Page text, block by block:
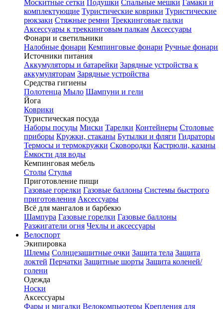
Москитные сетки Подушки Спальные мешки Гамаки и
комплектующие Туристические коврики Туристические
рюкзаки Стяжные ремни Треккинговые палки
Аксессуары к треккинговым палкам Аксессуары
Фонари и светильники
Налобные фонари Кемпинговые фонари Ручные фонари
Источники питания
Аккумуляторы и батарейки Зарядные устройства к
аккумуляторам Зарядные устройства
Средства гигиены
Полотенца Мыло Шампуни и гели
Йога
Коврики
Туристическая посуда
Наборы посуды Миски Тарелки Контейнеры Столовые
приборы Кружки, стаканы Бутылки и фляги Гидраторы
Термосы и термокружки Сковородки Кастрюли, казаны
Ёмкости для воды
Кемпинговая мебель
Столы Стулья
Приготовление пищи
Газовые горелки Газовые баллоны Системы быстрого
приготовления Аксессуары
Всё для мангалов и барбекю
Шампура Газовые горелки Газовые баллоны
Разжигатели огня Чехлы и аксессуары
Велоспорт
Экипировка
Шлемы Солнцезащитные очки Защита тела Защита
локтей Перчатки Защитные шорты Защита коленей/
голени
Одежда
Носки
Аксессуары
Фары и мигалки Велокомпьютеры Крепления для